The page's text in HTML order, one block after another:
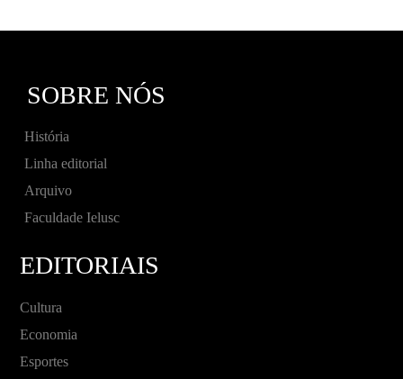
SOBRE NÓS
História
Linha editorial
Arquivo
Faculdade Ielusc
EDITORIAIS
Cultura
Economia
Esportes